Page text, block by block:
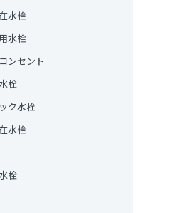
水栓
水栓
ンセント
栓
ク水栓
水栓
栓